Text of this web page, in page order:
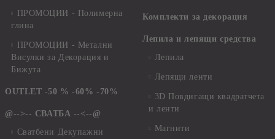
ПРОМОЦИИ - Полимерна
глина
ПРОМОЦИИ - Метални
Висулки за Декорация и
Бижута
OUTLET -50 % -60% -70%
@-->-- СВАТБА --<--@
Сватбени Декупажни
Комплекти за декорация
Лепила и лепящи средства
Лепила
Лепящи ленти
3D Повдигащи квадратчета
и ленти
Магнити